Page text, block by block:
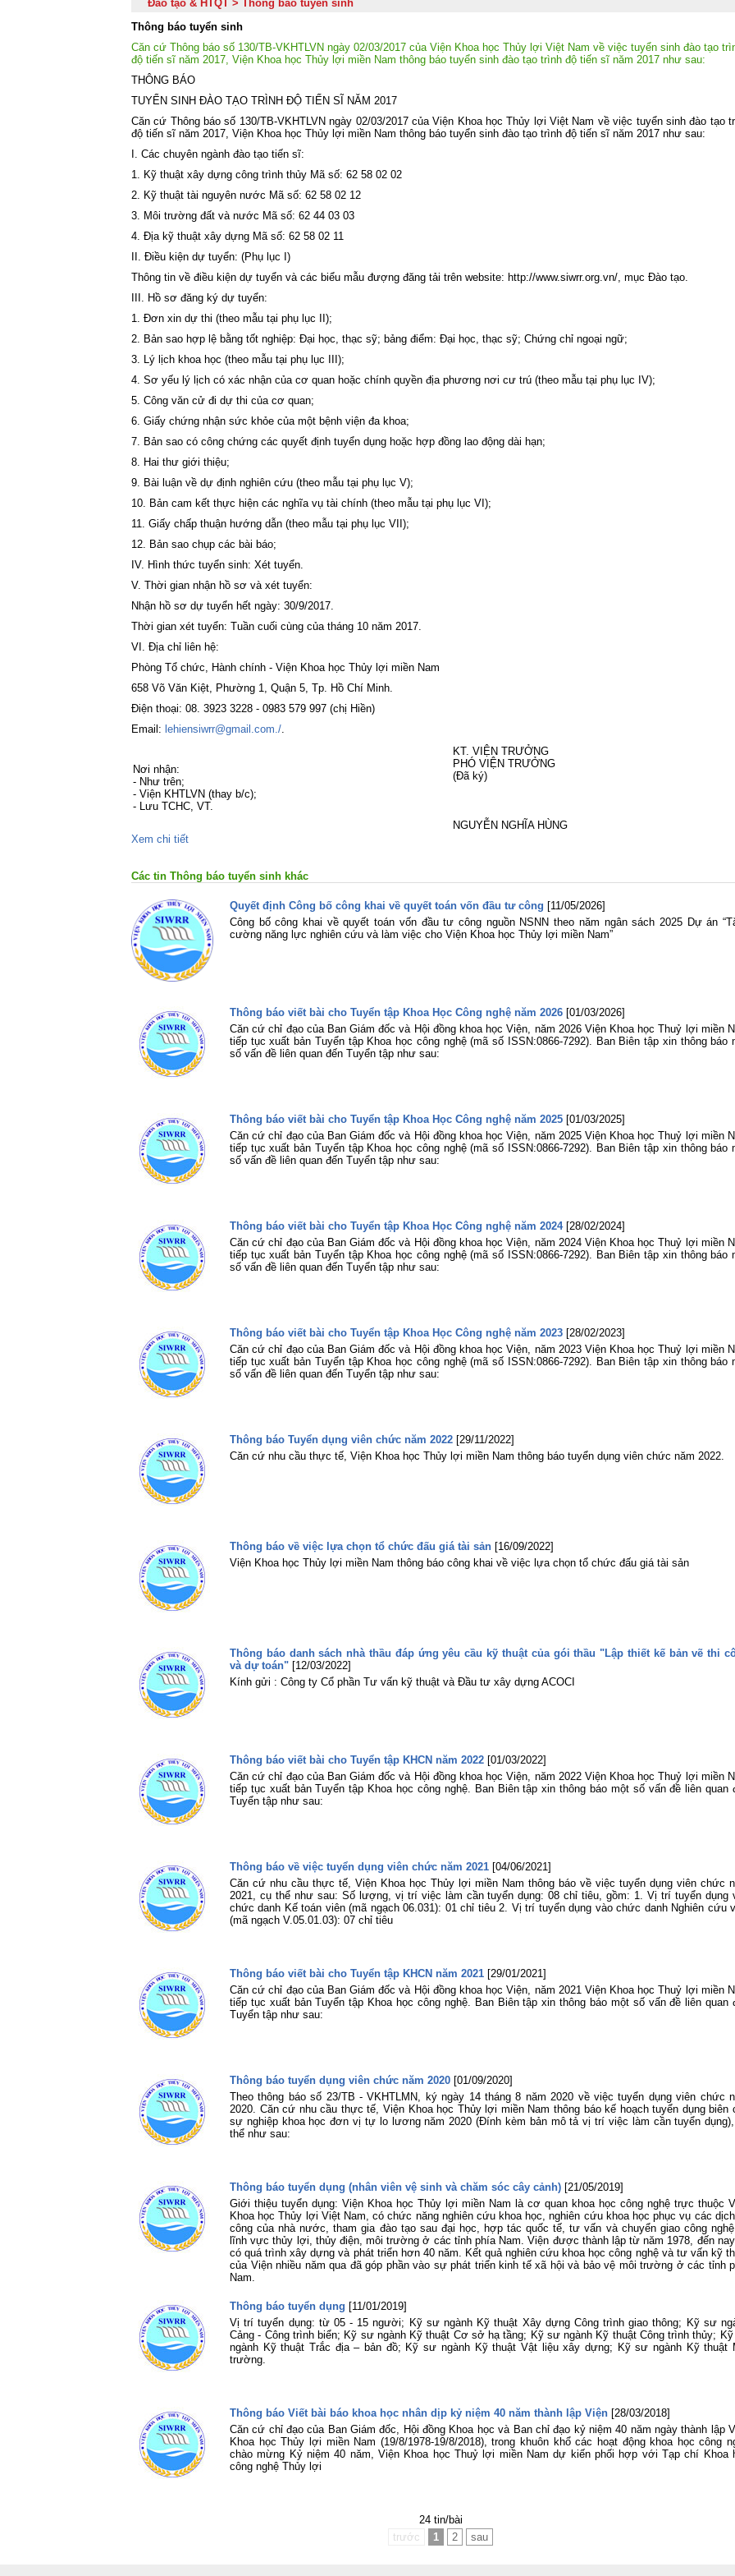
Viện Khoa học Thủy lợi miền
tham gia Lễ dâng hương tưởng niệm
gia đình anh Phan Văn Huyến vượt
khó khăn
Rà soát, điều chỉnh Quy trình vận hành
ninh nguồn nước
công tác Đoàn và phong trào thanh niên
06 tháng đầu năm 2026 của Đoàn Bộ
Đào tạo & HTQT > Thông báo tuyển sinh
Thông báo tuyển sinh
Căn cứ Thông báo số 130/TB-VKHTLVN ngày 02/03/2017 của Viện Khoa học Thủy lợi Việt Nam về việc tuyển sinh đào tạo
độ tiến sĩ năm 2017, Viện Khoa học Thủy lợi miền Nam thông báo tuyển sinh đào tạo trình độ tiến sĩ năm 2017 như sau:
THÔNG BÁO
TUYỂN SINH ĐÀO TẠO TRÌNH ĐỘ TIẾN SĨ NĂM 2017
Căn cứ Thông báo số 130/TB-VKHTLVN ngày 02/03/2017 của Viện Khoa học Thủy lợi Việt Nam về việc tuyển sinh đào tạo
độ tiến sĩ năm 2017, Viện Khoa học Thủy lợi miền Nam thông báo tuyển sinh đào tạo trình độ tiến sĩ năm 2017 như sau:
I. Các chuyên ngành đào tạo tiến sĩ:
1. Kỹ thuật xây dựng công trình thủy Mã số: 62 58 02 02
2. Kỹ thuật tài nguyên nước Mã số: 62 58 02 12
3. Môi trường đất và nước Mã số: 62 44 03 03
4. Địa kỹ thuật xây dựng Mã số: 62 58 02 11
II. Điều kiện dự tuyển: (Phụ lục I)
Thông tin về điều kiện dự tuyển và các biểu mẫu đượng đăng tải trên website: http://www.siwrr.org.vn/, mục Đào tạo.
III. Hồ sơ đăng ký dự tuyển:
1. Đơn xin dự thi (theo mẫu tại phụ lục II);
2. Bản sao hợp lệ bằng tốt nghiệp: Đại học, thạc sỹ; bảng điểm: Đại học, thạc sỹ; Chứng chỉ ngoại ngữ;
3. Lý lịch khoa học (theo mẫu tại phụ lục III);
4. Sơ yếu lý lịch có xác nhận của cơ quan hoặc chính quyền địa phương nơi cư trú (theo mẫu tại phụ lục IV);
5. Công văn cử đi dự thi của cơ quan;
6. Giấy chứng nhận sức khỏe của một bệnh viện đa khoa;
7. Bản sao có công chứng các quyết định tuyển dụng hoặc hợp đồng lao động dài hạn;
8. Hai thư giới thiệu;
9. Bài luận về dự định nghiên cứu (theo mẫu tại phụ lục V);
10. Bản cam kết thực hiện các nghĩa vụ tài chính (theo mẫu tại phụ lục VI);
11. Giấy chấp thuận hướng dẫn (theo mẫu tại phụ lục VII);
12. Bản sao chụp các bài báo;
IV. Hình thức tuyển sinh: Xét tuyển.
V. Thời gian nhận hồ sơ và xét tuyển:
Nhận hồ sơ dự tuyển hết ngày: 30/9/2017.
Thời gian xét tuyển: Tuần cuối cùng của tháng 10 năm 2017.
VI. Địa chỉ liên hệ:
Phòng Tổ chức, Hành chính - Viện Khoa học Thủy lợi miền Nam
658 Võ Văn Kiệt, Phường 1, Quận 5, Tp. Hồ Chí Minh.
Điện thoại: 08. 3923 3228 - 0983 579 997 (chị Hiền)
Email: lehiensiwrr@gmail.com./.
Nơi nhận:
- Như trên;
- Viện KHTLVN (thay b/c);
- Lưu TCHC, VT.
KT. VIỆN TRƯỞNG
PHÓ VIỆN TRƯỞNG
(Đã ký)
NGUYỄN NGHĨA HÙNG
Xem chi tiết
Các tin Thông báo tuyển sinh khác
Quyết định Công bố công khai về quyết toán vốn đầu tư công [11/05/2026]
Công bố công khai về quyết toán vốn đầu tư công nguồn NSNN theo năm ngân sách 2025 Dự án
cường năng lực nghiên cứu và làm việc cho Viện Khoa học Thủy lợi miền Nam”
Thông báo viết bài cho Tuyển tập Khoa Học Công nghệ năm 2026 [01/03/2026]
Căn cứ chỉ đạo của Ban Giám đốc và Hội đồng khoa học Viện, năm 2026 Viện Khoa học Thuỷ lợi miền
tiếp tục xuất bản Tuyển tập Khoa học công nghệ (mã số ISSN:0866-7292). Ban Biên tập xin thông báo
số vấn đề liên quan đến Tuyển tập như sau:
Thông báo viết bài cho Tuyển tập Khoa Học Công nghệ năm 2025 [01/03/2025]
Căn cứ chỉ đạo của Ban Giám đốc và Hội đồng khoa học Viện, năm 2025 Viện Khoa học Thuỷ lợi miền
tiếp tục xuất bản Tuyển tập Khoa học công nghệ (mã số ISSN:0866-7292). Ban Biên tập xin thông báo
số vấn đề liên quan đến Tuyển tập như sau:
Thông báo viết bài cho Tuyển tập Khoa Học Công nghệ năm 2024 [28/02/2024]
Căn cứ chỉ đạo của Ban Giám đốc và Hội đồng khoa học Viện, năm 2024 Viện Khoa học Thuỷ lợi miền
tiếp tục xuất bản Tuyển tập Khoa học công nghệ (mã số ISSN:0866-7292). Ban Biên tập xin thông báo
số vấn đề liên quan đến Tuyển tập như sau:
Thông báo viết bài cho Tuyển tập Khoa Học Công nghệ năm 2023 [28/02/2023]
Căn cứ chỉ đạo của Ban Giám đốc và Hội đồng khoa học Viện, năm 2023 Viện Khoa học Thuỷ lợi miền
tiếp tục xuất bản Tuyển tập Khoa học công nghệ (mã số ISSN:0866-7292). Ban Biên tập xin thông báo
số vấn đề liên quan đến Tuyển tập như sau:
Thông báo Tuyển dụng viên chức năm 2022 [29/11/2022]
Căn cứ nhu cầu thực tế, Viện Khoa học Thủy lợi miền Nam thông báo tuyển dụng viên chức năm 2022.
Thông báo về việc lựa chọn tổ chức đấu giá tài sản [16/09/2022]
Viện Khoa học Thủy lợi miền Nam thông báo công khai về việc lựa chọn tổ chức đấu giá tài sản
Thông báo danh sách nhà thầu đáp ứng yêu cầu kỹ thuật của gói thầu "Lập thiết kế bản vẽ thi
và dự toán" [12/03/2022]
Kính gửi : Công ty Cổ phần Tư vấn kỹ thuật và Đầu tư xây dựng ACOCI
Thông báo viết bài cho Tuyển tập KHCN năm 2022 [01/03/2022]
Căn cứ chỉ đạo của Ban Giám đốc và Hội đồng khoa học Viện, năm 2022 Viện Khoa học Thuỷ lợi miền
tiếp tục xuất bản Tuyển tập Khoa học công nghệ. Ban Biên tập xin thông báo một số vấn đề liên quan
Tuyển tập như sau:
Thông báo về việc tuyển dụng viên chức năm 2021 [04/06/2021]
Căn cứ nhu cầu thực tế, Viện Khoa học Thủy lợi miền Nam thông báo về việc tuyển dụng viên chức
2021, cụ thể như sau: Số lượng, vị trí việc làm cần tuyển dụng: 08 chỉ tiêu, gồm: 1. Vị trí tuyển dụng
chức danh Kế toán viên (mã ngạch 06.031): 01 chỉ tiêu 2. Vị trí tuyển dụng vào chức danh Nghiên cứu
(mã ngạch V.05.01.03): 07 chỉ tiêu
Thông báo viết bài cho Tuyển tập KHCN năm 2021 [29/01/2021]
Căn cứ chỉ đạo của Ban Giám đốc và Hội đồng khoa học Viện, năm 2021 Viện Khoa học Thuỷ lợi miền
tiếp tục xuất bản Tuyển tập Khoa học công nghệ. Ban Biên tập xin thông báo một số vấn đề liên quan
Tuyển tập như sau:
Thông báo tuyển dụng viên chức năm 2020 [01/09/2020]
Theo thông báo số 23/TB - VKHTLMN, ký ngày 14 tháng 8 năm 2020 về việc tuyển dụng viên chức
2020. Căn cứ nhu cầu thực tế, Viện Khoa học Thủy lợi miền Nam thông báo kế hoạch tuyển dụng biên
sự nghiệp khoa học đơn vị tự lo lương năm 2020 (Đính kèm bản mô tả vị trí việc làm cần tuyển
thể như sau:
Thông báo tuyển dụng (nhân viên vệ sinh và chăm sóc cây cảnh) [21/05/2019]
Giới thiệu tuyển dụng: Viện Khoa học Thủy lợi miền Nam là cơ quan khoa học công nghệ trực thuộc
Khoa học Thủy lợi Việt Nam, có chức năng nghiên cứu khoa học, nghiên cứu khoa học phục vụ các
công của nhà nước, tham gia đào tạo sau đại học, hợp tác quốc tế, tư vấn và chuyển giao công
lĩnh vực thủy lợi, thủy điện, môi trường ở các tỉnh phía Nam. Viện được thành lập từ năm 1978, đến
có quá trình xây dựng và phát triển hơn 40 năm. Kết quả nghiên cứu khoa học công nghệ và tư vấn kỹ
của Viện nhiều năm qua đã góp phần vào sự phát triển kinh tế xã hội và bảo vệ môi trường ở các tỉnh
Nam.
Thông báo tuyển dụng [11/01/2019]
Vị trí tuyển dụng: từ 05 - 15 người; Kỹ sư ngành Kỹ thuật Xây dựng Công trình giao thông; Kỹ sư
Cảng - Công trình biển; Kỹ sư ngành Kỹ thuật Cơ sở hạ tầng; Kỹ sư ngành Kỹ thuật Công trình thủy;
ngành Kỹ thuật Trắc địa – bản đồ; Kỹ sư ngành Kỹ thuật Vật liệu xây dựng; Kỹ sư ngành Kỹ thuật
trường.
Thông báo Viết bài báo khoa học nhân dịp kỷ niệm 40 năm thành lập Viện [28/03/2018]
Căn cứ chỉ đạo của Ban Giám đốc, Hội đồng Khoa học và Ban chỉ đạo kỷ niệm 40 năm ngày thành lập
Khoa học Thủy lợi miền Nam (19/8/1978-19/8/2018), trong khuôn khổ các hoạt động khoa học công
chào mừng Kỷ niệm 40 năm, Viện Khoa học Thuỷ lợi miền Nam dự kiến phối hợp với Tạp chí Khoa
công nghệ Thủy lợi
24 tin/bài
trước
1 2 sau